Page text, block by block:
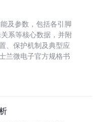
及参数，包括各引脚
系等核心数据，并附
、保护机制及典型应
兰微电子官方规格书